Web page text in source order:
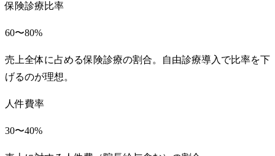
保険診療比率
60〜80%
売上全体に占める保険診療の割合。自由診療導入で比率を下
げるのが理想。
人件費率
30〜40%